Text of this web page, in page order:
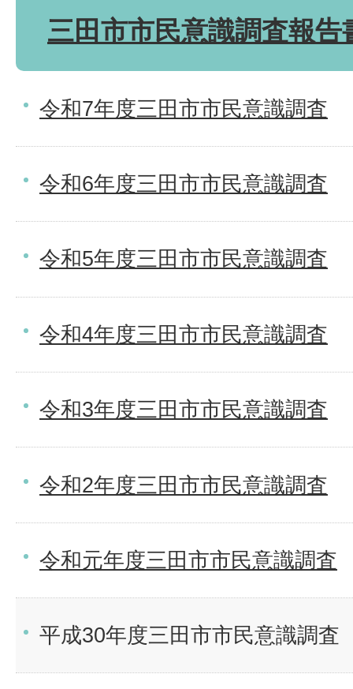
三田市市民意識調査報告
令和7年度三田市市民意識調査
令和6年度三田市市民意識調査
令和5年度三田市市民意識調査
令和4年度三田市市民意識調査
令和3年度三田市市民意識調査
令和2年度三田市市民意識調査
令和元年度三田市市民意識調査
平成30年度三田市市民意識調査